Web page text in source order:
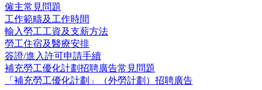
僱主常見問題
工作範疇及工作時間
輸入勞工工資及支薪方法
勞工住宿及醫療安排
簽證/進入許可申請手續
補充勞工優化計劃招聘廣告常見問題
「補充勞工優化計劃」（外勞計劃）招聘廣告